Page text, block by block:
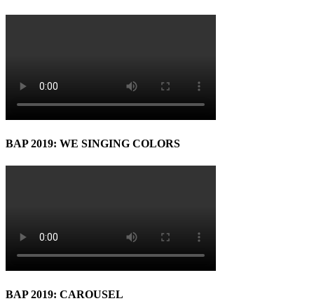
BAP 2019: WE SINGING COLORS
BAP 2019: CAROUSEL